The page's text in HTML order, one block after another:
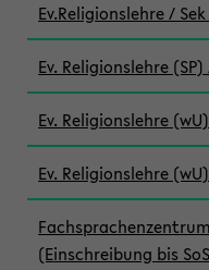
Ev.Religionslehre / Sek
Ev. Religionslehre (SP)
Ev. Religionslehre
Ev. Religionslehre
(Einschreibung bis